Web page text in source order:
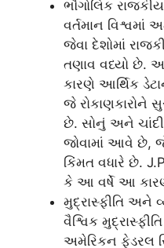
ભૌગોલિક
વર્તમાન વિશ્વમાં
જેવા દેશોમાં
તણાવ વધ્યો છે.
કારણે આર્થિક
જે રોકાણકારોને
છે. સોનું અને
જોવામાં આવે છે,
કિંમત વધારે છે.
કે આ વર્ષે આ
મુદ્રાસ્ફીતિ અને
વૈશ્વિક
અમેરિકન ફેડરલ